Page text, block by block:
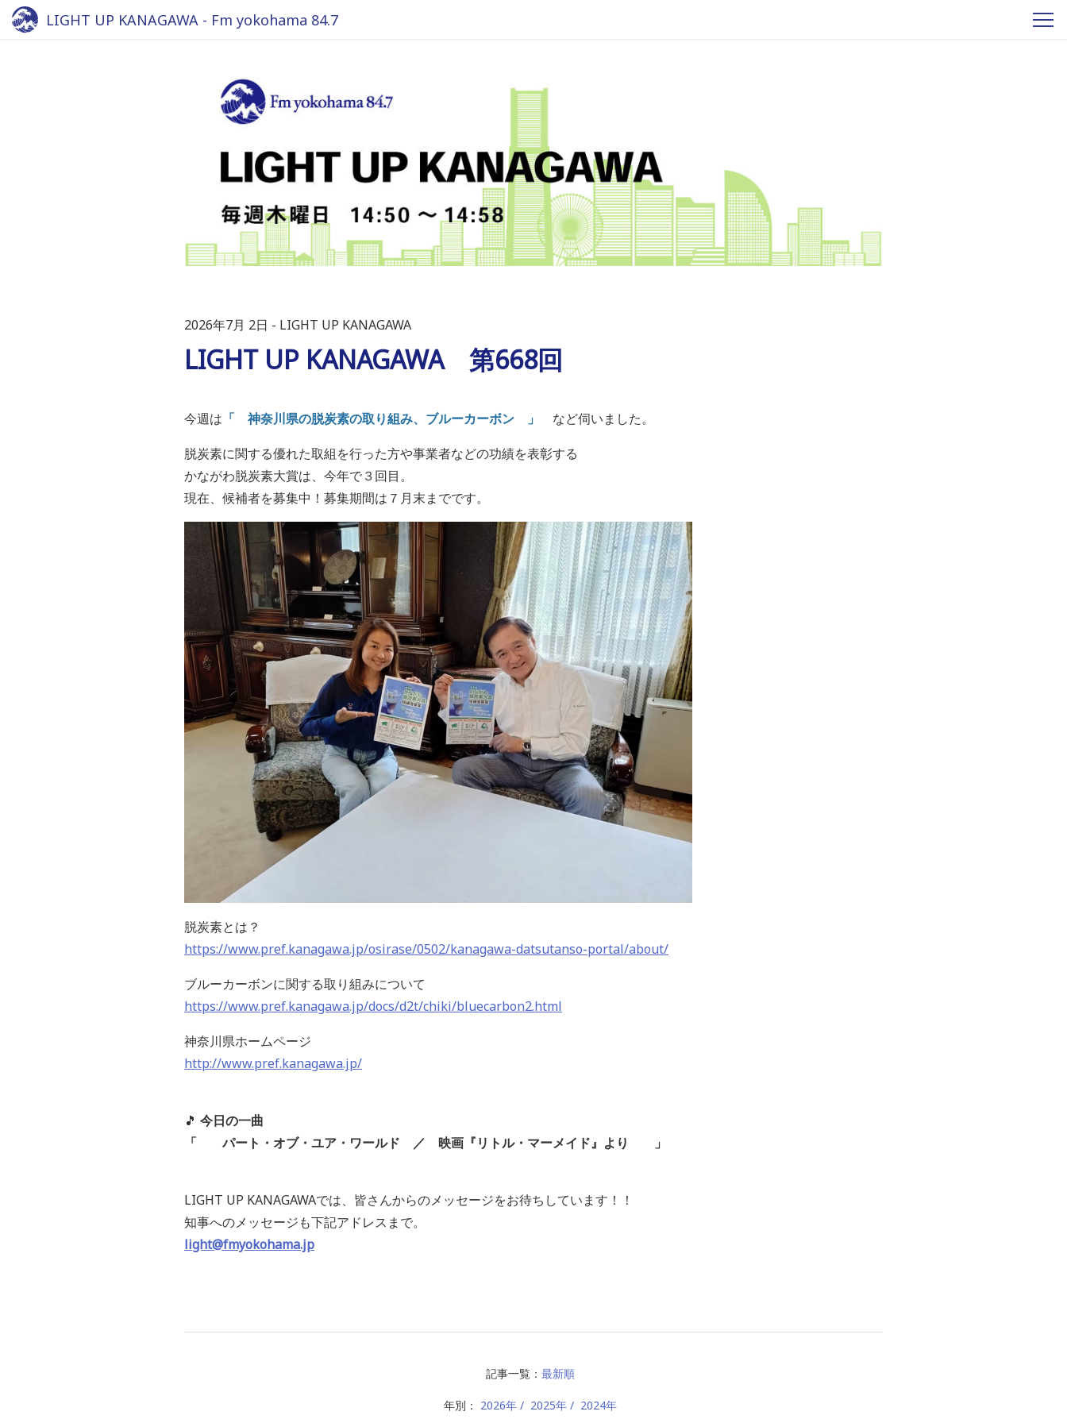
LIGHT UP KANAGAWA - Fm yokohama 84.7
2026年7月 2日 LIGHT UP KANAGAWA
LIGHT UP KANAGAWA 第668回
今週は 「 神奈川県の脱炭素の取り組み、ブルーカーボン 」
など伺いました。
脱炭素に関する優れた取組を行った方や事業者などの功績を表彰する
かながわ脱炭素大賞は、今年で３回目。
現在、候補者を募集中！募集期間は７月末までです。
脱炭素とは？
https://www.pref.kanagawa.jp/osirase/0502/kanagawa-datsutanso-portal/about/
ブルーカーボンに関する取り組みについて
https://www.pref.kanagawa.jp/docs/d2t/chiki/bluecarbon2.html
神奈川県ホームページ
http://www.pref.kanagawa.jp/
🎵 今日の一曲
「 パート・オブ・ユア・ワールド ／ 映画『リトル・マーメイド』より
」
LIGHT UP KANAGAWAでは、皆さんからのメッセージをお待ちしています！！
知事へのメッセージも下記アドレスまで。
light@fmyokohama.jp
記事一覧： 最新順
年別： 2026年 2025年 2024年